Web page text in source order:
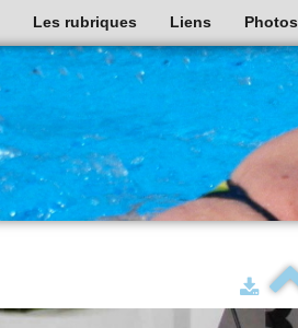
Les rubriques Liens Photos